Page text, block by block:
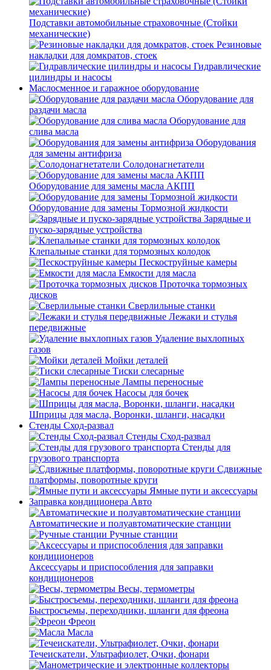
Подставки автомобильные страховочные (Стойки
механические)
Резиновые
накладки для домкратов, стоек
Гидравлические
цилиндры и насосы
Маслосменное и гаражное оборудование
Оборудование для
раздачи масла
Оборудование для
слива масла
Оборудования
для замены антифриза
Солодонагнетатели
Оборудование для замены масла АКПП
Оборудование для замены Тормозной жидкости
Зарядные и
пуско-зарядные устройства
Клепальные станки для тормозных колодок
Пескоструйные камеры
Емкости для масла
Проточка тормозных
дисков
Сверлильные станки
Лежаки и стулья
передвижные
Удаление выхлопных
газов
Мойки деталей
Тиски слесарные
Лампы переносные
Насосы для бочек
Шприцы для масла, Воронки, шланги, насадки
Стенды Сход-развал
Стенды Сход-развал
Стенды для
грузового транспорта
Сдвижные
платформы, поворотные круги
Ямные пути и аксессуары
Заправка кондиционера Авто
Автоматические и полуавтоматические станции
Ручные станции
Аксессуары и приспособления для заправки
кондиционеров
Весы, термометры
Быстросъемы, переходники, шланги для фреона
Фреон
Масла
Течеискатели, Ультрафиолет, Очки, фонари